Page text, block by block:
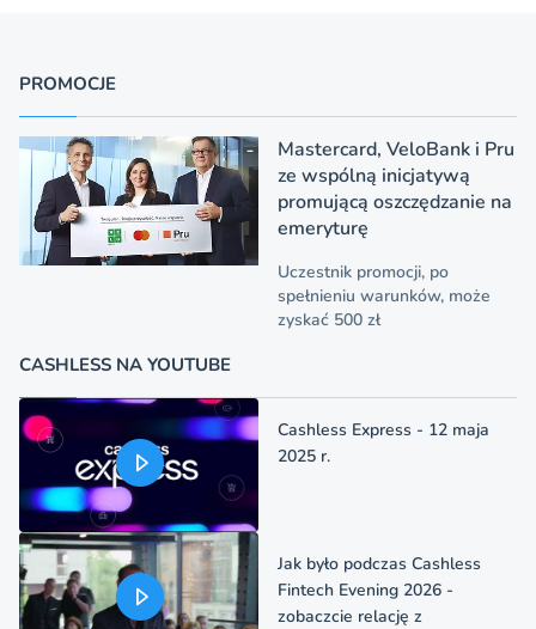
PROMOCJE
Mastercard, VeloBank i Pru
ze wspólną inicjatywą
promującą oszczędzanie na
emeryturę
Uczestnik promocji, po
spełnieniu warunków, może
zyskać 500 zł
CASHLESS NA YOUTUBE
Cashless Express - 12 maja
2025 r.
Jak było podczas Cashless
Fintech Evening 2026 -
zobaczcie relację z